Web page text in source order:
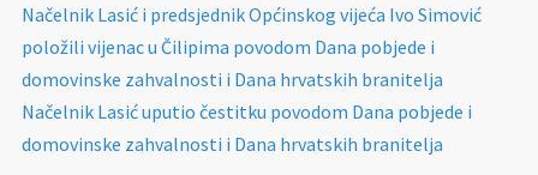
Načelnik Lasić i predsjednik Općinskog vijeća Ivo Simović
položili vijenac u Čilipima povodom Dana pobjede i
domovinske zahvalnosti i Dana hrvatskih branitelja
Načelnik Lasić uputio čestitku povodom Dana pobjede i
domovinske zahvalnosti i Dana hrvatskih branitelja